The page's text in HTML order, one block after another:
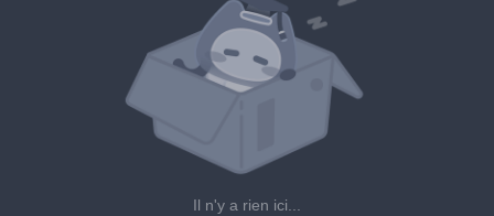
Il n'y a rien ici...